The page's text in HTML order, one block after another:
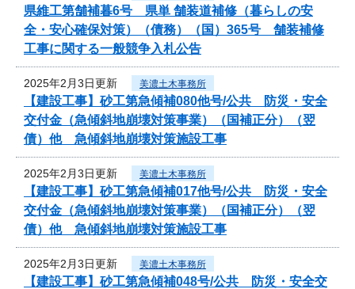
県維工第舗補暮6号 県単 舗装道補修（暮らしの安
全・安心確保対策）（債務）（国）365号 舗装補修
工事に関する一般競争入札公告
2025年2月3日更新 美濃土木事務所
【建設工事】砂工第急傾補080他号/公共 防災・安全
交付金（急傾斜地崩壊対策事業）（国補正分）（翌
債）他 急傾斜地崩壊対策施設工事
2025年2月3日更新 美濃土木事務所
【建設工事】砂工第急傾補017他号/公共 防災・安全
交付金（急傾斜地崩壊対策事業）（国補正分）（翌
債）他 急傾斜地崩壊対策施設工事
2025年2月3日更新 美濃土木事務所
【建設工事】砂工第急傾補048号/公共 防災・安全交